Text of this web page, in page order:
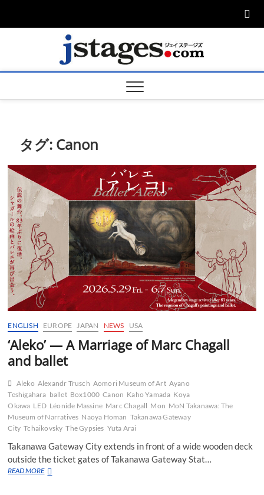
ージ
タグ: Canon
ENGLISH EUROPE JAPAN NEWS USA
‘Aleko’ — A Marriage of Marc Chagall
and ballet
Aleko Alexandr Trusch Aomori Museum of Art Ayano
Teshigahara ballet Box1000 Canon Kaho Yamada Koya
Okawa LED Léonide Massine Marc Chagall Mon MoN Takanawa: The
Museum of Narratives Naoya Homan Takanawa Gateway
City Tchaikovsky The Gypsies Yuta Arai
Takanawa Gateway City extends in front of a wide wooden deck
outside the ticket gates of Takanawa Gateway Stat…
READ MORE‘Aleko’